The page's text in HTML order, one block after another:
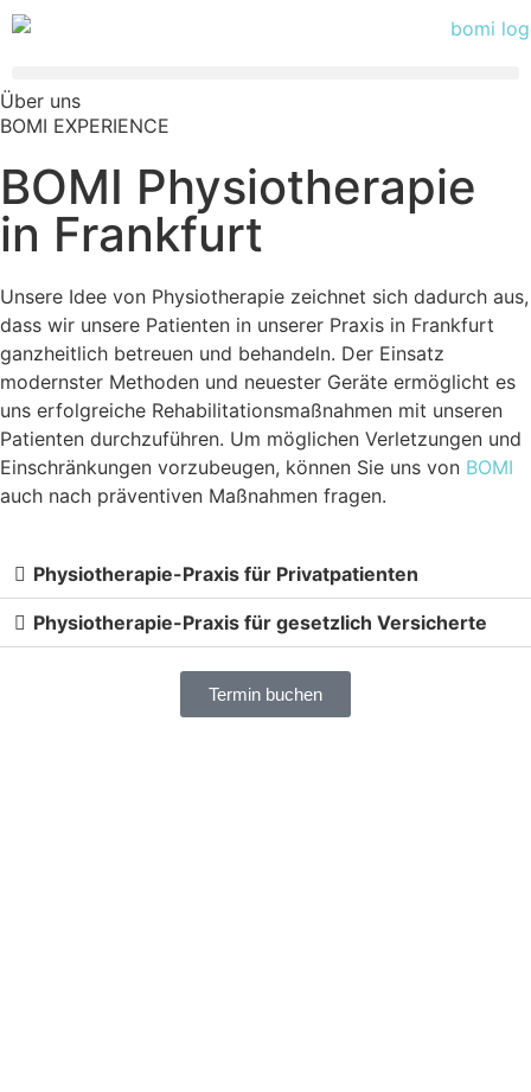
Über uns
BOMI EXPERIENCE
BOMI Physiotherapie
in Frankfurt
Unsere Idee von Physiotherapie zeichnet sich dadurch aus,
dass wir unsere Patienten in unserer Praxis in Frankfurt
ganzheitlich betreuen und behandeln. Der Einsatz
modernster Methoden und neuester Geräte ermöglicht es
uns erfolgreiche Rehabilitationsmaßnahmen mit unseren
Patienten durchzuführen. Um möglichen Verletzungen und
Einschränkungen vorzubeugen, können Sie uns von BOMI
auch nach präventiven Maßnahmen fragen.
Physiotherapie-Praxis für Privatpatienten
Physiotherapie-Praxis für gesetzlich Versicherte
Termin buchen